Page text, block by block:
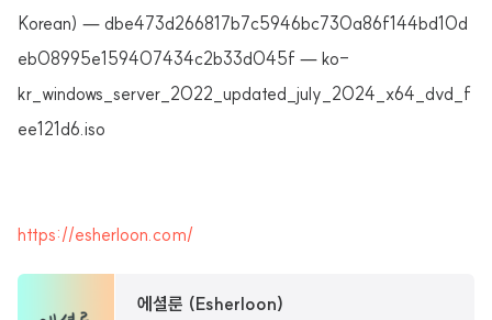
Korean) — dbe473d266817b7c5946bc730a86f144bd10d
eb08995e159407434c2b33d045f — ko-
kr_windows_server_2022_updated_july_2024_x64_dvd_f
ee121d6.iso
https://esherloon.com/
에셜룬 (Esherloon)